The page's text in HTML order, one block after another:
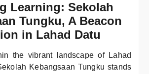
Learning: Sekolah
Tungku, A Beacon
in Lahad Datu
the vibrant landscape of Lahad
Kebangsaan Tungku stands